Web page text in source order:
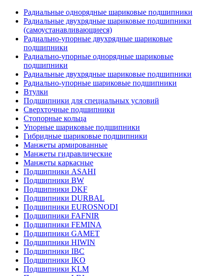
Радиальные однорядные шариковые подшипники
Радиальные двухрядные шариковые подшипники
(самоустанавливающиеся)
Радиально-упорные двухрядные шариковые
подшипники
Радиально-упорные однорядные шариковые
подшипники
Радиальные двухрядные шариковые подшипники
Радиально-упорные шариковые подшипники
Втулки
Подшипники для специальных условий
Сверхточные подшипники
Стопорные кольца
Упорные шариковые подшипники
Гибридные шариковые подшипники
Манжеты армированные
Манжеты гидравлические
Манжеты каркасные
Подшипники ASAHI
Подшипники BW
Подшипники DKF
Подшипники DURBAL
Подшипники EUROSNODI
Подшипники FAFNIR
Подшипники FEMINA
Подшипники GAMET
Подшипники HIWIN
Подшипники IBC
Подшипники IKO
Подшипники KLM